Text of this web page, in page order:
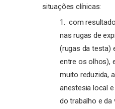
situações clínicas:
com
nas rugas de
(rugas da testa)
entre os olhos),
muito reduzida,
anestesia local
do trabalho e da